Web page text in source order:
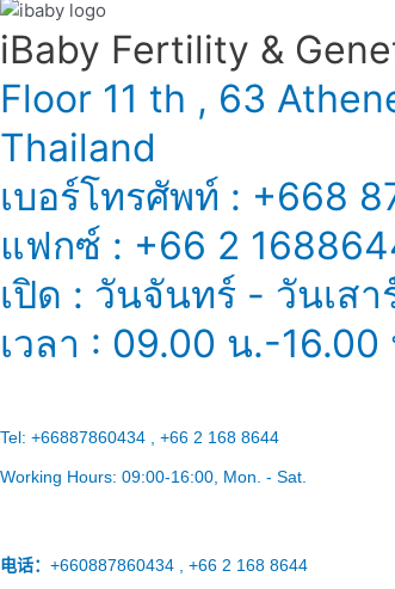
iBaby Fertility &
Floor 11 th , 63
Thailand
เบอร์โทรศัพท์ : +668
แฟกซ์ : +66 2
เปิด : วันจันทร์ - วันเสา
เวลา : 09.00 น.-16.00
Tel: +66887860434 , +66 2 168 8644
Working Hours: 09:00-16:00 , Mon. - Sat.
电话： +660887860434 , +66 2 168 8644